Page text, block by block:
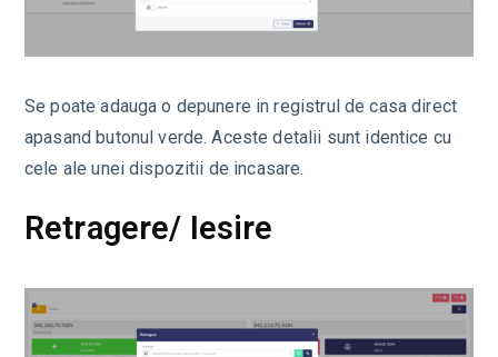
Se poate adauga o depunere in registrul de casa direct
apasand butonul verde. Aceste detalii sunt identice cu
cele ale unei dispozitii de incasare.
Retragere/ Iesire